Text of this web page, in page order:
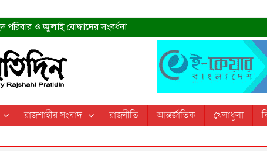
পরিবার ও জুলাই যোদ্ধাদের সংবর্ধনা
পূরণ হয়নি: ডা. শফিকুর রহমান
৫ কাজ করবেন
খুলেছে উদ্বোধন করলেন প্রধানমন্ত্রী
লুক
দুর্দান্ত অ্যাসিস্টে সান্তোস
ড্রোন বাহিনীর প্রধান হলেন
জাতি চিরকাল শ্রদ্ধার সাথে স্মরণ করবে: ভূমিমন্ত্রী
রাজশাহীর সংবাদ রাজনীতি আন্তর্জাতিক খেলাধুলা